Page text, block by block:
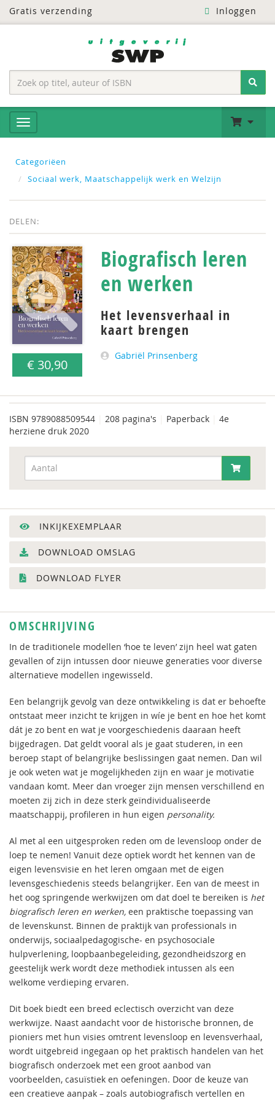
Gratis verzending Inloggen
Categoriëen
Sociaal werk, Maatschappelijk werk en Welzijn
DELEN:
€ 30,90
Biografisch leren
en werken
Het levensverhaal in
kaart brengen
Gabriël Prinsenberg
ISBN 9789088509544 208 pagina's Paperback
4e
herziene druk 2020
INKIJKEXEMPLAAR
DOWNLOAD OMSLAG
DOWNLOAD FLYER
OMSCHRIJVING
In de traditionele modellen ‘hoe te leven’ zijn heel wat gaten
gevallen of zijn intussen door nieuwe generaties voor diverse
alternatieve modellen ingewisseld.
Een belangrijk gevolg van deze ontwikkeling is dat er behoefte
ontstaat meer inzicht te krijgen in wíe je bent en hoe het komt
dát je zo bent en wat je voorgeschiedenis daaraan heeft
bijgedragen. Dat geldt vooral als je gaat studeren, in een
beroep stapt of belangrijke beslissingen gaat nemen. Dan wil
je ook weten wat je mogelijkheden zijn en waar je motivatie
vandaan komt. Meer dan vroeger zijn mensen verschillend en
moeten zij zich in deze sterk geïndividualiseerde
maatschappij, profileren in hun eigen personality.
Al met al een uitgesproken reden om de levensloop onder de
loep te nemen! Vanuit deze optiek wordt het kennen van de
eigen levensvisie en het leren omgaan met de eigen
levensgeschiedenis steeds belangrijker. Een van de meest in
het oog springende werkwijzen om dat doel te bereiken is het
biografisch leren en werken, een praktische toepassing van
de levenskunst. Binnen de praktijk van professionals in
onderwijs, sociaalpedagogische- en psychosociale
hulpverlening, loopbaanbegeleiding, gezondheidszorg en
geestelijk werk wordt deze methodiek intussen als een
welkome verdieping ervaren.
Dit boek biedt een breed eclectisch overzicht van deze
werkwijze. Naast aandacht voor de historische bronnen, de
pioniers met hun visies omtrent levensloop en levensverhaal,
wordt uitgebreid ingegaan op het praktisch handelen van het
biografisch onderzoek met een groot aanbod van
voorbeelden, casuïstiek en oefeningen. Door de keuze van
een creatieve aanpak – zoals autobiografisch vertellen en